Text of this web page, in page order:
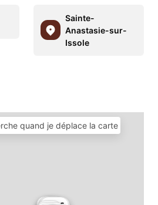
Sainte-
Anastasie-sur-
Issole
quand je déplace la carte